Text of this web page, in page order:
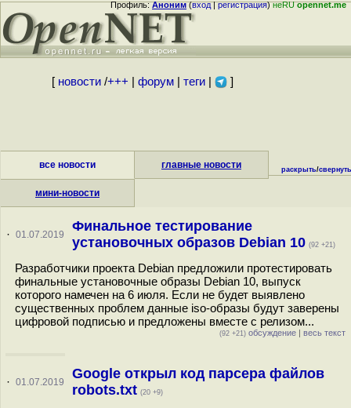
Профиль:Аноним(вход|регистрация)неRUopennet.me
[ новости/+++ форум| теги| ]
все новости главные новости
мини-новости
раскрыть/свернуть
· 01.07.2019
Финальное тестирование
установочных образов Debian 10 (92 +21)
Разработчики проекта Debian предложили протестировать
финальные установочные образы Debian 10, выпуск
которого намечен на 6 июля. Если не будет выявлено
существенных проблем данные iso-образы будут заверены
цифровой подписью и предложены вместе с релизом...
(92 +21) обсуждение | весь текст
· 01.07.2019
Google открыл код парсера файлов
robots.txt (20 +9)